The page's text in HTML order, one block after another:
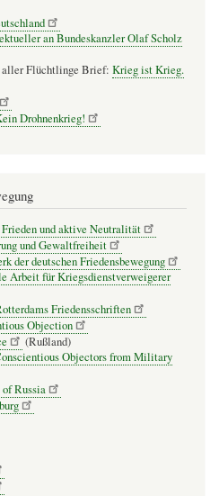
an Bundeskanzler Olaf Scholz
aller Flüchtlinge Brief: Krieg ist Krieg.
Drohnenkrieg!
und aktive Neutralität
und Gewaltfreiheit
der deutschen Friedensbewegung
Arbeit für Kriegs­dienst­ver­wei­gerer
Friedensschriften
Objection
(Rußland)
Objectors from Military
Russia